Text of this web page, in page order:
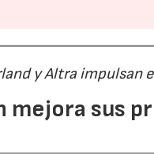
y Altra impulsan
mejora sus